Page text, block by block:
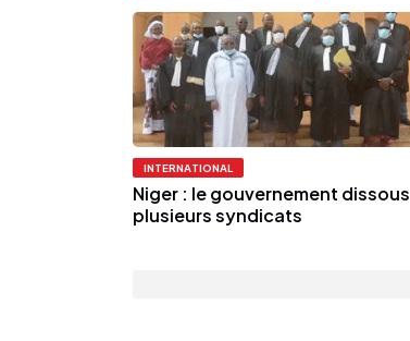
INTERNATIONAL
Niger : le gouvernement dissous
plusieurs syndicats